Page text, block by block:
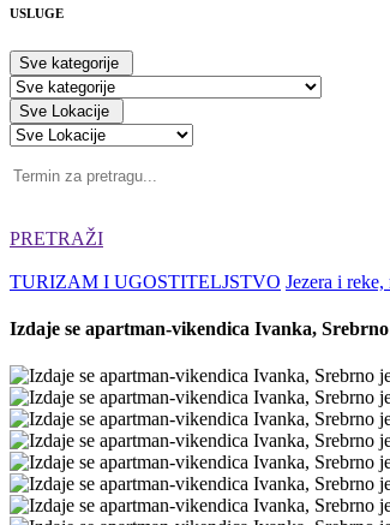
USLUGE
Sve kategorije
Sve Lokacije
PRETRAŽI
TURIZAM I UGOSTITELJSTVO Jezera i reke,
Izdaje se apartman-vikendica Ivanka,